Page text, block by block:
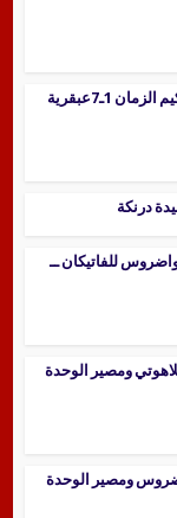
مئوية البابا شنودة الثالث حكيم الزمان 1ـ7عبقرية
درنكة
تواضروس للفاتيكان ــ
ومصير الوحدة
ومصير الوحدة